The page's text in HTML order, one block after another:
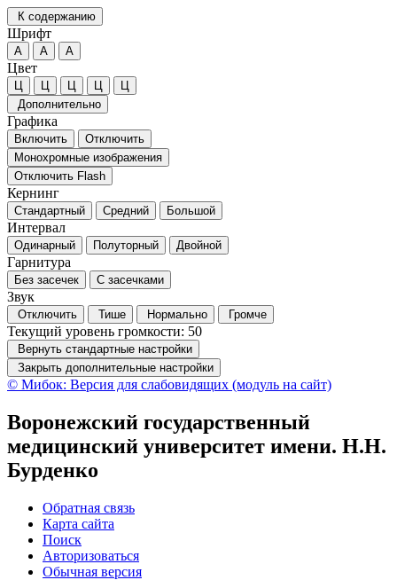
К содержанию
Шрифт
А А А
Цвет
Ц Ц Ц Ц
Ц
Дополнительно
Графика
Включить
Отключить
Монохромные изображения
Отключить Flash
Кернинг
Стандартный Средний Большой
Интервал
Одинарный Полуторный Двойной
Гарнитура
Без засечек С засечками
Звук
Отключить Тише Нормально Громче
Текущий уровень громкости: 50
Вернуть стандартные настройки
Закрыть дополнительные настройки
© Мибок: Версия для слабовидящих (модуль на сайт)
Воронежский государственный
медицинский университет имени. Н.Н.
Бурденко
Обратная связь
Карта сайта
Поиск
Авторизоваться
Обычная версия